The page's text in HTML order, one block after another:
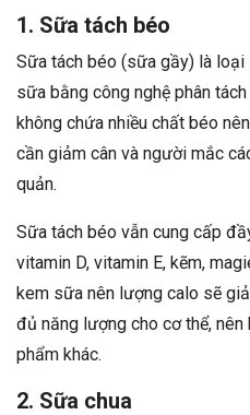
1. Sữa tách béo
Sữa tách béo (sữa gầy) là
sữa bằng công nghệ phân
không chứa nhiều chất béo
cần giảm cân và người mắc
quản.
Sữa tách béo vẫn cung cấp
vitamin D, vitamin E, kẽm,
kem sữa nên lượng calo sẽ
đủ năng lượng cho cơ thể,
phẩm khác.
2. Sữa chua